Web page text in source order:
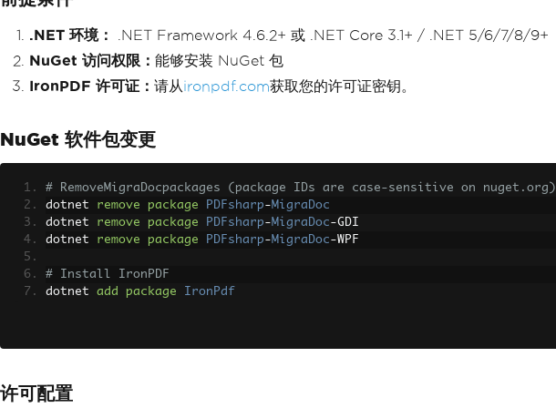
.NET 环境：
.NET Framework 4.6.2+ 或 .NET Core 3.1+ / .NET 5/6/7/8/9+
NuGet 访问权限： 能够安装 NuGet 包
IronPDF 许可证： 请从ironpdf.com获取您的许可证密钥。
NuGet 软件包变更
# RemoveMigraDocpackages (package IDs are case-sensitive on nuget.org)
dotnet remove package PDFsharp-MigraDoc
dotnet remove package PDFsharp-MigraDoc-GDI
dotnet remove package PDFsharp-MigraDoc-WPF
# Install IronPDF
dotnet add package IronPdf
许可配置